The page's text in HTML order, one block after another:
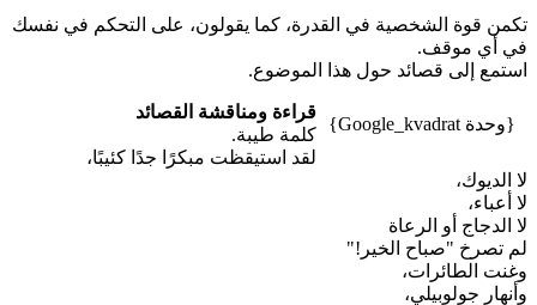
تكمن قوة الشخصية في القدرة، كما يقولون، على التحكم في نفسك
في أي موقف.
استمع إلى قصائد حول هذا الموضوع.
{وحدة Google_kvadrat}
قراءة ومناقشة القصائد
كلمة طيبة.
لقد استيقظت مبكرًا جدًا كئيبًا،
لا الديوك،
لا أعباء،
لا الدجاج أو الرعاة
لم تصرخ "صباح الخير!"
وغنت الطائرات،
وأنهار جولوبيلي،